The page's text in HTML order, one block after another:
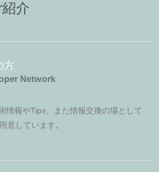
介
方
Network
情報やTips、また情報交換の場として
意しています。